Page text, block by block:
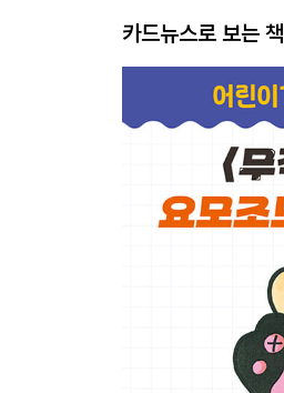
카드뉴스로 보는 책